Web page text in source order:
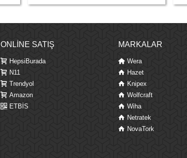
ONLINE SATIŞ
HepsiBurada
N11
Trendyol
Amazon
ETBİS
MARKALAR
Wera
Hazet
Knipex
Wolfcraft
Wiha
Netratek
NovaTork